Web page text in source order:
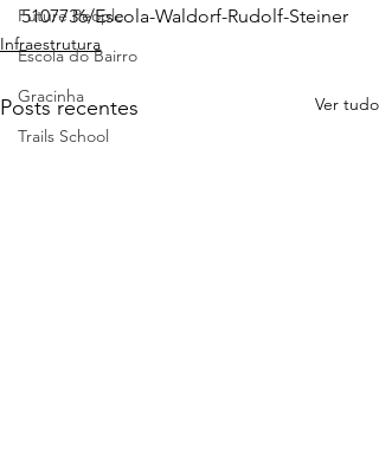
Future People
Escola do Bairro
Gracinha
Trails School
5107736/Escola-Waldorf-Rudolf-Steiner
Infraestrutura
Posts recentes Ver tudo